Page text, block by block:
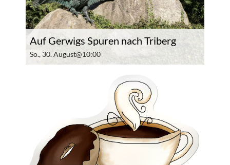
Auf Gerwigs Spuren nach Triberg
So., 30. August@10:00